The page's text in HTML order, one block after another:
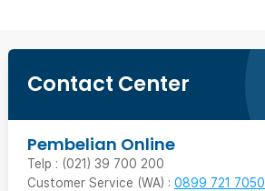
Contact Center
Pembelian Online
Telp : (021) 39 700 200
Customer Service (WA) : 0899 721 7050